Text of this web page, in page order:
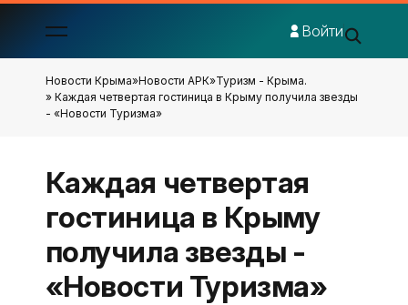
Войти
Новости Крыма»Новости АРК»Туризм - Крыма.
» Каждая четвертая гостиница в Крыму получила звезды
- «Новости Туризма»
Каждая четвертая
гостиница в Крыму
получила звезды -
«Новости Туризма»